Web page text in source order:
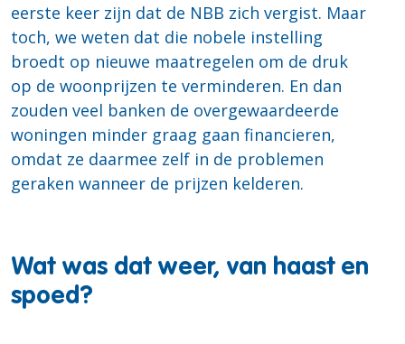
eerste keer zijn dat de NBB zich vergist. Maar
toch, we weten dat die nobele instelling
broedt op nieuwe maatregelen om de druk
op de woonprijzen te verminderen. En dan
zouden veel banken de overgewaardeerde
woningen minder graag gaan financieren,
omdat ze daarmee zelf in de problemen
geraken wanneer de prijzen kelderen.
Wat was dat weer, van haast en
spoed?